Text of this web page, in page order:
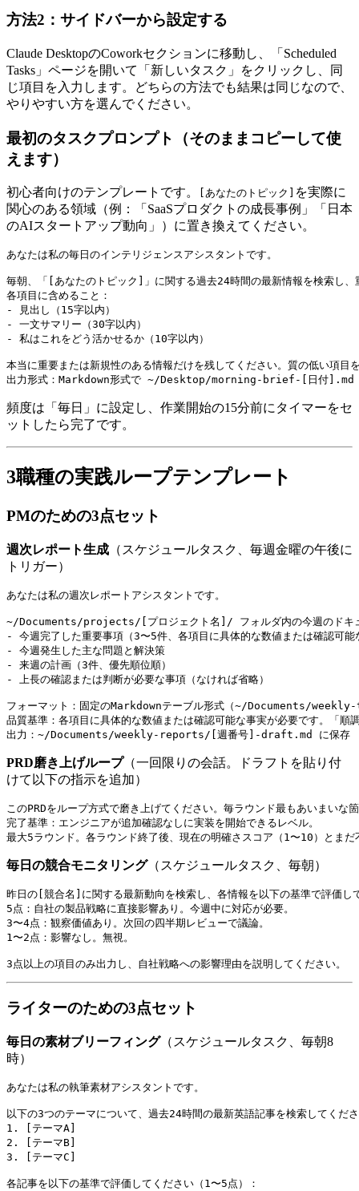
方法2：サイドバーから設定する
Claude DesktopのCoworkセクションに移動し、「Scheduled
Tasks」ページを開いて「新しいタスク」をクリックし、同
じ項目を入力します。どちらの方法でも結果は同じなので、
やりやすい方を選んでください。
最初のタスクプロンプト（そのままコピーして使
えます）
初心者向けのテンプレートです。 [あなたのトピック]
を実際に
関心のある領域（例：「SaaSプロダクトの成長事例」「日本
のAIスタートアップ動向」）に置き換えてください。
あなたは私の毎日のインテリジェンスアシスタントです。
毎朝、「[あなたのトピック]」に関する過去24時間の最新情報を検索し、
各項目に含めること：
- 見出し（15字以内）
- 一文サマリー（30字以内）
- 私はこれをどう活かせるか（10字以内）
本当に重要または新規性のある情報だけを残してください。質の低い項目
頻度は「毎日」に設定し、作業開始の15分前にタイマーをセ
ットしたら完了です。
3職種の実践ループテンプレート
PMのための3点セット
週次レポート生成 （スケジュールタスク、毎週金曜の午後に
トリガー）
あなたは私の週次レポートアシスタントです。
~/Documents/projects/[プロジェクト名]/ フォルダ内の今週のドキュ
- 今週完了した重要事項（3〜5件、各項目に具体的な数値または確認可能
- 今週発生した主な問題と解決策
- 来週の計画（3件、優先順位順）
- 上長の確認または判断が必要な事項（なければ省略）
フォーマット：固定のMarkdownテーブル形式（~/Documents/
品質基準：各項目に具体的な数値または確認可能な事実が必要です。「順
PRD磨き上げループ（一回限りの会話。ドラフトを貼り付
けて以下の指示を追加）
このPRDをループ方式で磨き上げてください。毎ラウンド最もあいまい
完了基準：エンジニアが追加確認なしに実装を開始できるレベル。
毎日の競合モニタリング（スケジュールタスク、毎朝）
昨日の[競合名]に関する最新動向を検索し、各情報を以下の基準で評価し
5点：自社の製品戦略に直接影響あり。今週中に対応が必要。
3〜4点：観察価値あり。次回の四半期レビューで議論。
1〜2点：影響なし。無視。
ライターのための3点セット
毎日の素材ブリーフィング（スケジュールタスク、毎朝8
時）
あなたは私の執筆素材アシスタントです。
以下の3つのテーマについて、過去24時間の最新英語記事を検索してくだ
1. [テーマA]
2. [テーマB]
3. [テーマC]
各記事を以下の基準で評価してください（1〜5点）：